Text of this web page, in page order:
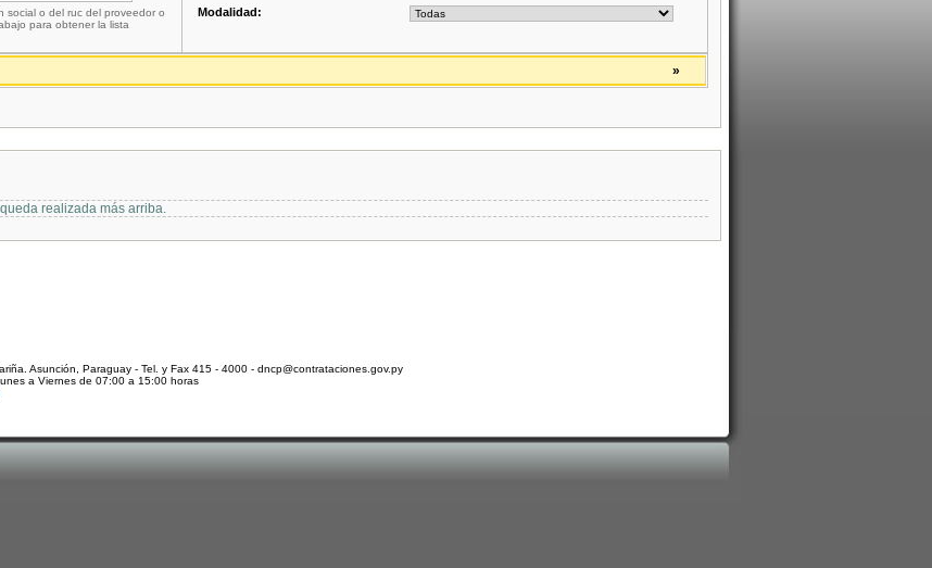
social o del ruc del proveedor o
para obtener la lista
Modalidad:
»
realizada más arriba.
Asunción, Paraguay - Tel. y Fax 415 - 4000 - dncp@contrataciones.gov.py
a Viernes de 07:00 a 15:00 horas